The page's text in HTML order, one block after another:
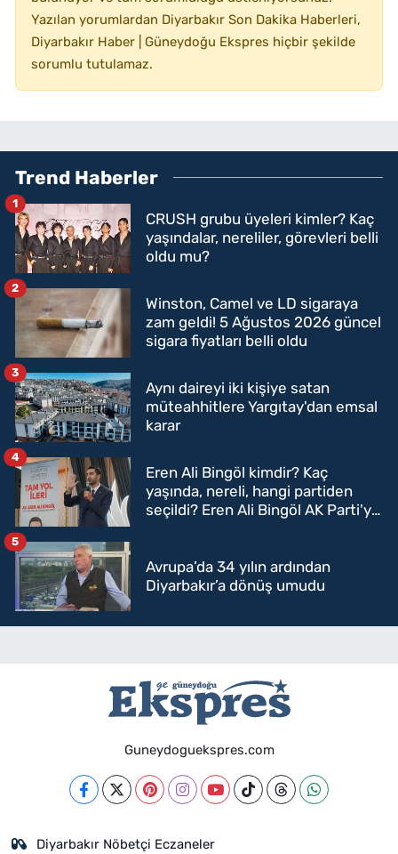
Yazılan yorumlardan Diyarbakır Son Dakika Haberleri,
Diyarbakır Haber | Güneydoğu Ekspres hiçbir şekilde
sorumlu tutulamaz.
Trend Haberler
CRUSH grubu üyeleri kimler? Kaç
yaşındalar, nereliler, görevleri belli
oldu mu?
1
Winston, Camel ve LD sigaraya
zam geldi! 5 Ağustos 2026 güncel
sigara fiyatları belli oldu
2
Aynı daireyi iki kişiye satan
müteahhitlere Yargıtay'dan emsal
karar
3
Eren Ali Bingöl kimdir? Kaç
yaşında, nereli, hangi partiden
seçildi? Eren Ali Bingöl AK Parti'ye
4
Avrupa’da 34 yılın ardından
Diyarbakır’a dönüş umudu
5
Guneydoguekspres.com
Diyarbakır Nöbetçi Eczaneler